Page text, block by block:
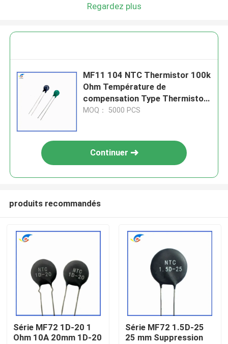
Regardez plus
MF11 104 NTC Thermistor 100k
Ohm Température de
compensation Type Thermistor
à température négative Pour
MOQ： 5000 PCS
Continuer
produits recommandés
Série MF72 1D-20 1
Ohm 10A 20mm 1D-20
Série MF72 1.5D-25
25 mm Suppression